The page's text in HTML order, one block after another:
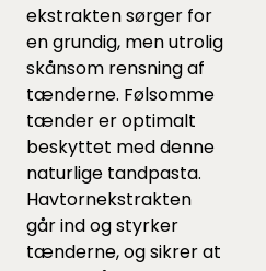
ekstrakten sørger for
en grundig, men utrolig
skånsom rensning af
tænderne. Følsomme
tænder er optimalt
beskyttet med denne
naturlige tandpasta.
Havtornekstrakten
går ind og styrker
tænderne, og sikrer at